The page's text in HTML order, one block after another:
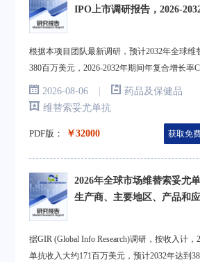
IPO上市调研报告，2026-
根据本项目团队最新调研，预计2032年全球维
380百万美元，2026-2032年期间年复合增长率
2026-08-06 |
药品及保健品
维替索妥尤单抗
PDF版： ￥32000 获取免
2026年全球市场维替索妥尤
生产商、主要地区、产品和
据GIR (Global Info Research)调研，按收入计
单抗收入大约171百万美元，预计2032年达到